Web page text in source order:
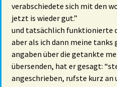
verabschiedete sich mit den
jetzt is wieder gut.”
und tatsächlich funktionierte
aber als ich dann meine
angaben über die getankte
übersenden, hat er gesagt:
angeschrieben, rufste kurz an